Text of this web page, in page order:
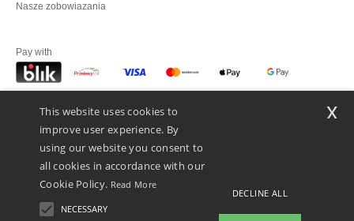
Nasze zobowiazania
Pay with
We ship with
This website uses cookies to
improve user experience. By
using our website you consent to
all cookies in accordance with our
Cookie Policy. Read More
NECESSARY
DECLINE ALL
x